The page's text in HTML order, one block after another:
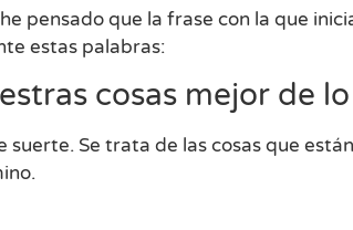
pensado que la frase con la que
estas palabras:
cosas mejor de
suerte. Se trata de las cosas que